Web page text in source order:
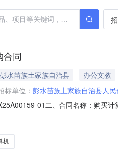
合同
水苗族土家族自治县
办公文教
标单位： 彭水苗族土家族自治县人
01二、合同名称：购买
绍庆街道滨江社区滨江路171号交旅
机